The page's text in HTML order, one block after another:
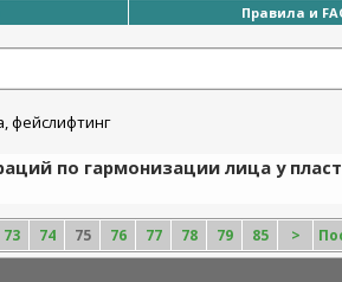
Правила и
по гармонизации лица у
73 74 75 76 77 78 79 85 >